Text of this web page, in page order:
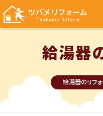
給湯器
給湯器のリフ